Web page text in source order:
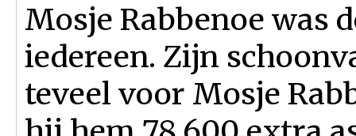
Mosje Rabbenoe was
iedereen. Zijn
teveel voor Mosje